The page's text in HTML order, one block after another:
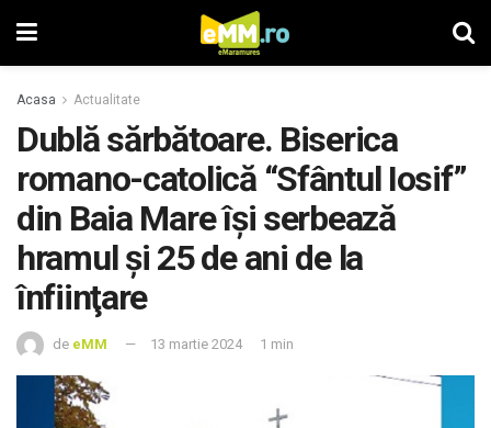
Acasa Actualitate
Dublă sărbătoare. Biserica
romano-catolică “Sfântul Iosif”
din Baia Mare îşi serbează
hramul şi 25 de ani de la
înfiinţare
de eMM 13 martie 2024 1 min